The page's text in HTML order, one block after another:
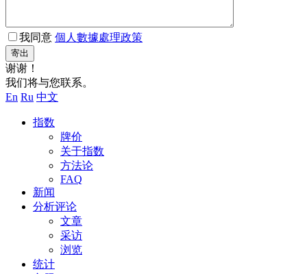
我同意 個人數據處理政策
寄出
谢谢！
我们将与您联系。
En Ru 中文
指数
牌价
关于指数
方法论
FAQ
新闻
分析评论
文章
采访
浏览
统计